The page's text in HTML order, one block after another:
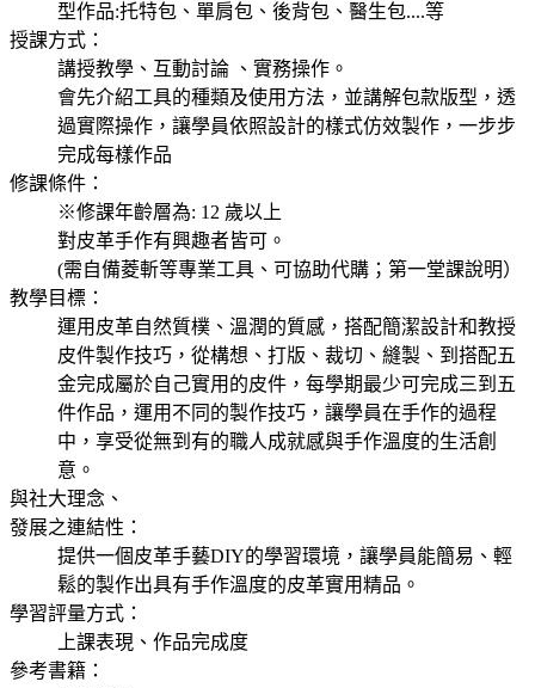
型作品:托特包、單肩包、後背包、醫生包....等
授課方式：
講授教學、互動討論 、實務操作。
會先介紹工具的種類及使用方法，並講解包款版型，透
過實際操作，讓學員依照設計的樣式仿效製作，一步步
完成每樣作品
修課條件：
※修課年齡層為: 12 歲以上
對皮革手作有興趣者皆可。
(需自備菱斬等專業工具、可協助代購；第一堂課說明）
教學目標：
運用皮革自然質樸、溫潤的質感，搭配簡潔設計和教授
皮件製作技巧，從構想、打版、裁切、縫製、到搭配五
金完成屬於自己實用的皮件，每學期最少可完成三到五
件作品，運用不同的製作技巧，讓學員在手作的過程
中，享受從無到有的職人成就感與手作溫度的生活創
意。
與社大理念、
發展之連結性：
提供一個皮革手藝DIY的學習環境，讓學員能簡易、輕
鬆的製作出具有手作溫度的皮革實用精品。
學習評量方式：
上課表現、作品完成度
參考書籍：